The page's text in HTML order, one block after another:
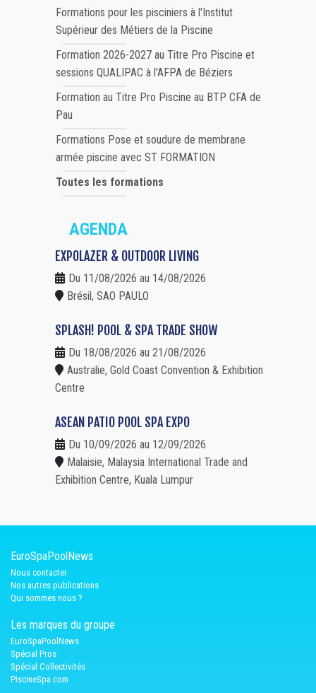
Formations pour les pisciniers à l'Institut
Supérieur des Métiers de la Piscine
Formation 2026-2027 au Titre Pro Piscine et
sessions QUALIPAC à l'AFPA de Béziers
Formation au Titre Pro Piscine au BTP CFA de
Pau
Formations Pose et soudure de membrane
armée piscine avec ST FORMATION
Toutes les formations
AGENDA
EXPOLAZER & OUTDOOR LIVING
Du 11/08/2026 au 14/08/2026
Brésil, SAO PAULO
SPLASH! POOL & SPA TRADE SHOW
Du 18/08/2026 au 21/08/2026
Australie, Gold Coast Convention & Exhibition
Centre
ASEAN PATIO POOL SPA EXPO
Du 10/09/2026 au 12/09/2026
Malaisie, Malaysia International Trade and
Exhibition Centre, Kuala Lumpur
EuroSpaPoolNews
Nous contacter
Nos autres publications
Qui sommes nous ?
Les marques du groupe
EuroSpaPoolNews
Spécial Pros
Spécial Collectivités
PiscineSpa.com